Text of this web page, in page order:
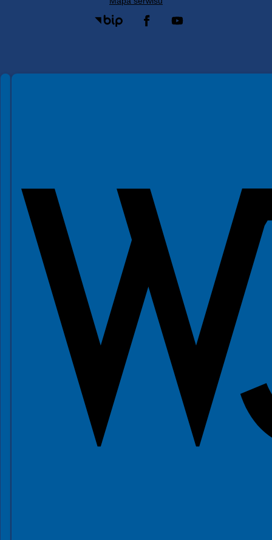
Spełniamy standardy WCAG 2.2
Spełniamy standardy W3C